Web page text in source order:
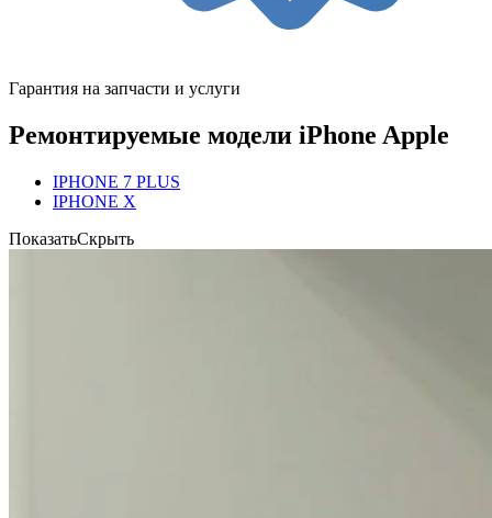
Гарантия на запчасти и услуги
Ремонтируемые модели iPhone Apple
IPHONE 7 PLUS
IPHONE X
ПоказатьСкрыть